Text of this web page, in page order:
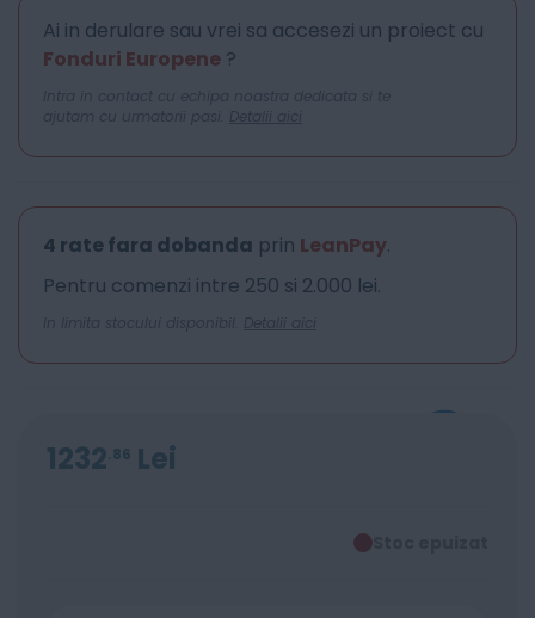
Ai in derulare sau vrei sa accesezi un proiect cu
Fonduri Europene ?
Intra in contact cu echipa noastra dedicata si te
ajutam cu urmatorii pasi. Detalii aici
4 rate fara dobanda prin LeanPay.
Pentru comenzi intre 250 si 2.000 lei.
In limita stocului disponibil. Detalii aici
1232 86 Lei